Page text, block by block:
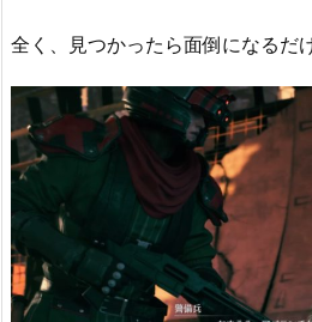
全く、見つかったら面倒になるだ